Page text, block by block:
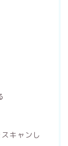
キャンし